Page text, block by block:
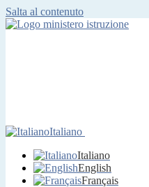
Salta al contenuto
Italiano
Italiano
English
Français